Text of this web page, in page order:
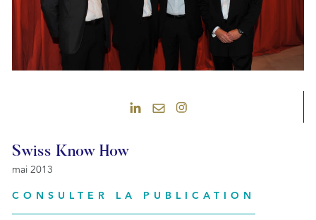
Swiss Know How
mai 2013
CONSULTER LA PUBLICATION